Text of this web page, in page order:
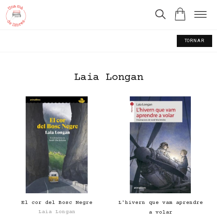
TORNAR
Laia Longan
El cor del Bosc Negre
Laia Longan
L'hivern que vam aprendre
a volar